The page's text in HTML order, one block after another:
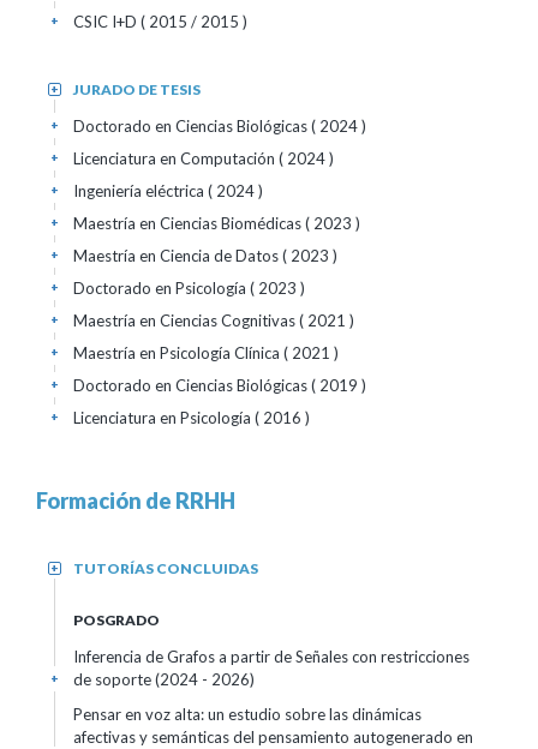
CSIC I+D ( 2015 / 2015 )
+
JURADO DE TESIS
+
Doctorado en Ciencias Biológicas( 2024 )
+
Licenciatura en Computación ( 2024 )
+
Ingeniería eléctrica ( 2024 )
+
Maestría en Ciencias Biomédicas( 2023 )
+
Maestría en Ciencia de Datos( 2023 )
+
Doctorado en Psicología ( 2023 )
+
Maestría en Ciencias Cognitivas( 2021 )
+
Maestría en Psicología Clínica ( 2021 )
+
Doctorado en Ciencias Biológicas( 2019 )
+
Licenciatura en Psicología ( 2016 )
+
Formación de RRHH
TUTORÍAS CONCLUIDAS
+
POSGRADO
Inferencia de Grafos a partir de Señales con restricciones
de soporte(2024 - 2026)
+
Pensar en voz alta: un estudio sobre las dinámicas
afectivas y semánticas del pensamiento autogenerado en